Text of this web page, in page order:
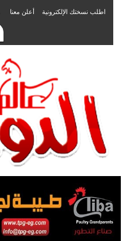
اطلب نسختك الإلكترونية أعلن معنا